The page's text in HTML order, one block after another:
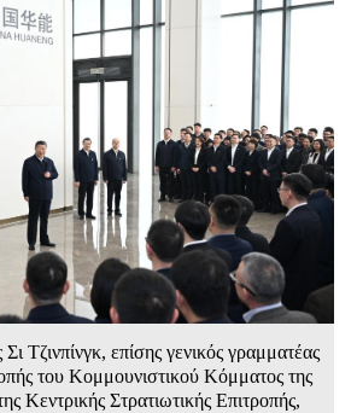
Τζινπίνγκ, επίσης γενικός γραμματέας
του Κομμουνιστικού Κόμματος της
Κεντρικής Στρατιωτικής Επιτροπής,